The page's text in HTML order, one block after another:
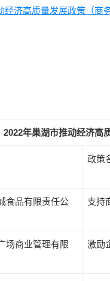
经济高质量发展政策（商
2022年巢湖市推动经济高
政策
食品有限责任公
支持
场商业管理有限
激励